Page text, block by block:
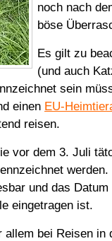
noch nach
böse
Es gilt zu
(und auch
sein
einen EU-
reisen.
vor dem 3. Juli
werden.
und das
eingetragen ist.
bei Reisen in